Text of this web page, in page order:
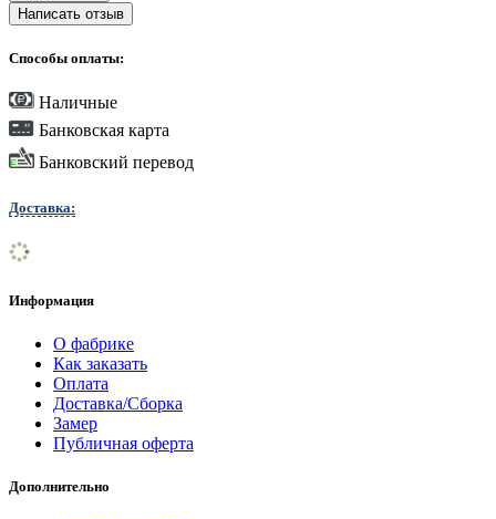
Написать отзыв
Способы оплаты:
Наличные
Банковская карта
Банковский перевод
Доставка:
Информация
О фабрике
Как заказать
Оплата
Доставка/Сборка
Замер
Публичная оферта
Дополнительно